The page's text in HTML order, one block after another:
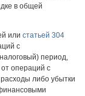
в общей
или статьей 304
с
период,
операций с
либо убытки